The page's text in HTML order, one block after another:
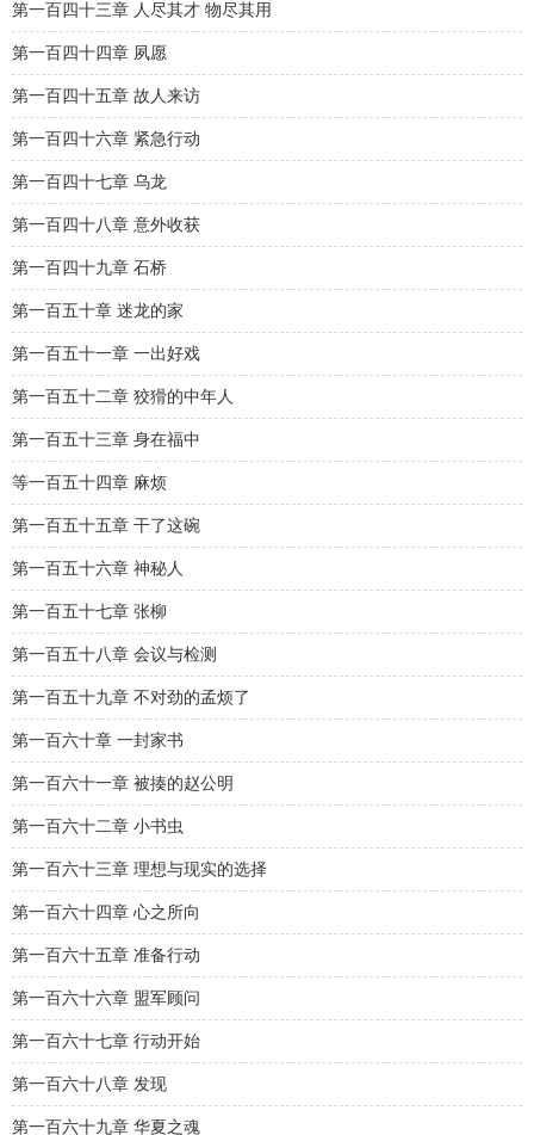
第一百四十三章 人尽其才 物尽其用
第一百四十四章 夙愿
第一百四十五章 故人来访
第一百四十六章 紧急行动
第一百四十七章 乌龙
第一百四十八章 意外收获
第一百四十九章 石桥
第一百五十章 迷龙的家
第一百五十一章 一出好戏
第一百五十二章 狡猾的中年人
第一百五十三章 身在福中
等一百五十四章 麻烦
第一百五十五章 干了这碗
第一百五十六章 神秘人
第一百五十七章 张柳
第一百五十八章 会议与检测
第一百五十九章 不对劲的孟烦了
第一百六十章 一封家书
第一百六十一章 被揍的赵公明
第一百六十二章 小书虫
第一百六十三章 理想与现实的选择
第一百六十四章 心之所向
第一百六十五章 准备行动
第一百六十六章 盟军顾问
第一百六十七章 行动开始
第一百六十八章 发现
第一百六十九章 华夏之魂